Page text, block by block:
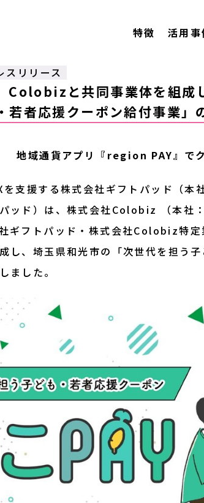
特徴 活用事
スリリース
Colobizと共同事業体を組成
若者応援クーポン給付事業」
地域通貨アプリ『region PAY』で
支援する株式会社ギフトパッド（本
ッド）は、株式会社Colobiz （本社
ギフトパッド・株式会社Colobiz特
し、埼玉県和光市の「次世代を担う
ました。